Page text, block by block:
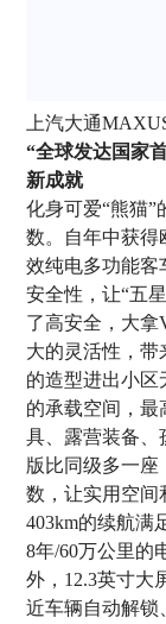
上汽大通
“全球发达国家
新成就
化身可爱“熊猫
数。自年中获得
效纯电多功能客
安全性，让“五
了高安全，大拿
大的灵活性，带
的造型进出小区
的承载空间，最
具、露营装备、
版比同级多一座
数，让实用空间
403km的续航满
8年/60万公里的
外，12.3英寸大
近车辆自动解锁